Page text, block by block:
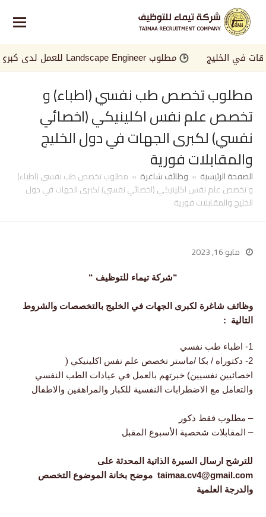
الخليج مطلوب Landscape Engineer للعمل لدى كبرى الجهات في الخليج
مطلوب تخصص طب نفسي (اطباء) و
تخصص علم نفس اكلينيكي (اخصائي
نفسي) لكبرى الجهات في دول الخليج
والمقابلات فورية
الصفحة الرئيسية » وظائف شاغرة » مطلوب تخصص طب نفسي (اطباء)
و تخصص علم نفس اكلينيكي (اخصائي نفسي) لكبرى الجهات في دول
الخليج والمقابلات فورية
مايو 16, 2023
“شركة تيماء للتوظيف “
وظائف شاغرة لكبرى الجهات في الخليج بالتخصصات والشروط
التالية :
1- اطباء طب نفسي
2- دكتوراه / بكا /ماستر تخصص علم نفس اكلينيكي (
اخصائيين نفسيين) خبرتهم بالعمل في عيادات الطب النفسي
والتعامل مع الاضطرابات النفسية للكبار والمراهقين والاطفال
– مطلوب فقط ذكور
– المقابلات شخصية الأسبوع المقبل
للترشح ارسال السيرة الذاتية المحدثة على
taimaa.cv4@gmail.com موضح بخانة الموضوع التخصص
والدرجة العلمية